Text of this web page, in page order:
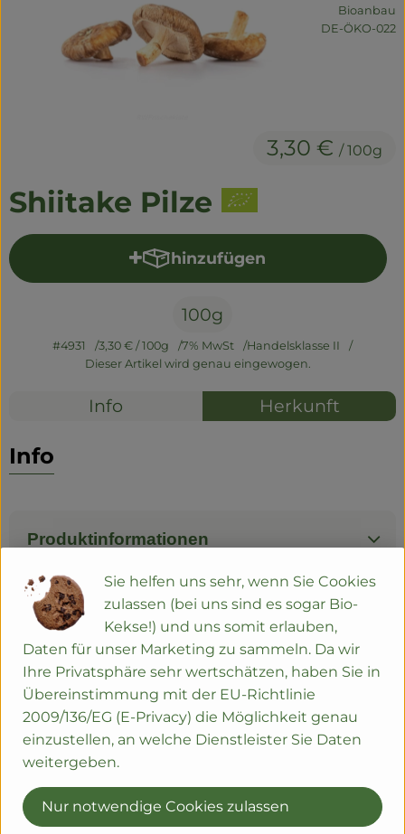
Getränke
Über uns
Service
Shiitake Pilze
3,30 € / 100g
Bioanbau
, Kontrollstelle:
DE-ÖKO-022
hinzufügen
Produkt zum Warenkorb
100g
#4931 3,30 € / 100g 7% MwSt
Handelsklasse II
Dieser Artikel wird genau eingewogen.
Info Herkunft
Info
Produktinformationen
Herkunft
Hersteller: Pilzhof Rein
79206 Gündlingen aus der Region
zur Webseite
Sie helfen uns sehr, wenn Sie Cookies
zulassen (bei uns sind es sogar Bio-
Kekse!) und uns somit erlauben,
Daten für unser Marketing zu sammeln. Da wir
Ihre Privatsphäre sehr wertschätzen, haben Sie in
Übereinstimmung mit der EU-Richtlinie
2009/136/EG (E-Privacy) die Möglichkeit genau
einzustellen, an welche Dienstleister Sie Daten
weitergeben.
Nur notwendige Cookies zulassen